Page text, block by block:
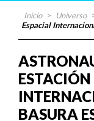
Inicio > Universo
Espacial
BASURA